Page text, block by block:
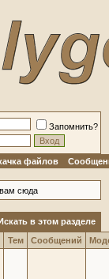
Запомнить?
файлов
вам сюда
в этом разделе
Тем Сообщений